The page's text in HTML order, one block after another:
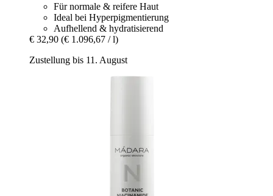
Für normale & reifere Haut
Ideal bei Hyperpigmentierung
Aufhellend & hydratisierend
€ 32,90 (€ 1.096,67 / l)
Zustellung bis 11. August